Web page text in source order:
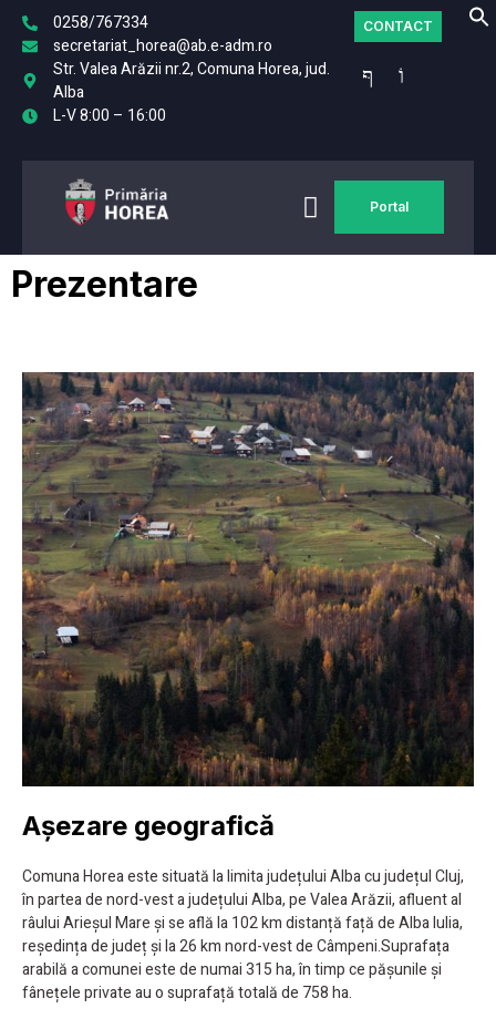
0258/767334
secretariat_horea@ab.e-adm.ro
Str. Valea Arăzii nr.2, Comuna Horea, jud.
Alba
L-V 8:00 – 16:00
CONTACT
OFICIAL LOCAL
Portal
Prezentare
Așezare geografică
Comuna Horea este situată la limita județului Alba cu județul Cluj,
în partea de nord-vest a județului Alba, pe Valea Arăzii, afluent al
râului Arieșul Mare și se află la 102 km distanță față de Alba Iulia,
reședința de județ și la 26 km nord-vest de Câmpeni.Suprafața
arabilă a comunei este de numai 315 ha, în timp ce pășunile și
fânețele private au o suprafață totală de 758 ha.